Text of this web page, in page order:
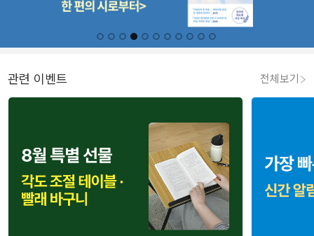
관련 이벤트 전체보기